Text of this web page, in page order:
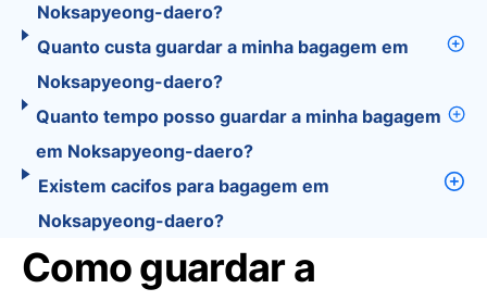
Noksapyeong-daero?
Quanto custa guardar a minha bagagem em
Noksapyeong-daero?
Quanto tempo posso guardar a minha bagagem
em Noksapyeong-daero?
Existem cacifos para bagagem em
Noksapyeong-daero?
Como guardar a